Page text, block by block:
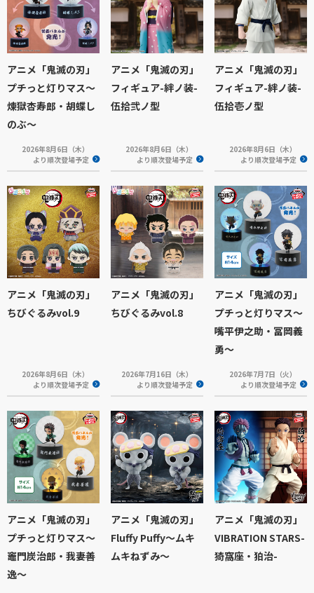
アニメ「鬼滅の刃」
プチっと灯りマス～
煉獄杏寿郎・胡蝶し
のぶ～
2026年8月6日（木）
より順次登場予定
アニメ「鬼滅の刃」
フィギュア-絆ノ装-
伍拾弐ノ型
2026年8月6日（木）
より順次登場予定
アニメ「鬼滅の刃」
フィギュア-絆ノ装-
伍拾壱ノ型
2026年8月6日（木）
より順次登場予定
アニメ「鬼滅の刃」
ちびぐるみvol.9
2026年8月6日（木）
より順次登場予定
アニメ「鬼滅の刃」
ちびぐるみvol.8
2026年7月16日（木）
より順次登場予定
アニメ「鬼滅の刃」
プチっと灯りマス～
嘴平伊之助・冨岡義
勇～
2026年7月7日（火）
より順次登場予定
アニメ「鬼滅の刃」
プチっと灯りマス～
竈門炭治郎・我妻善
逸～
アニメ「鬼滅の刃」
Fluffy Puffy～ムキ
ムキねずみ～
アニメ「鬼滅の刃」
VIBRATION STARS-
猗窩座・狛治-